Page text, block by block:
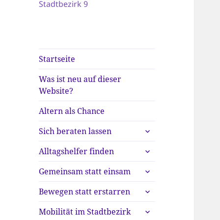
Stadtbezirk 9
Startseite
Was ist neu auf dieser
Website?
Altern als Chance
Sich beraten lassen
untermenü
anzeigen
Alltagshelfer finden
untermenü
anzeigen
Gemeinsam statt einsam
untermenü
anzeigen
Bewegen statt erstarren
untermenü
anzeigen
Mobilität im Stadtbezirk
untermenü